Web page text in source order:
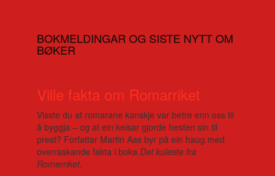
BOKMELDINGAR OG SISTE NYTT OM
BØKER
Ville fakta om Romarriket
Visste du at romarane kanskje var betre enn oss til
å byggja – og at ein keisar gjorde hesten sin til
prest? Forfattar Martin Aas byr på ein haug med
overraskande fakta i boka Det kuleste fra
Romerriket.